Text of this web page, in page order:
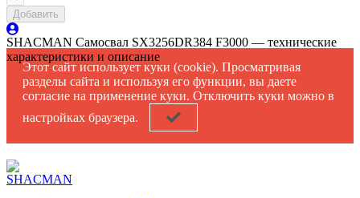
Добавить
SHACMAN Самосвал SX3256DR384 F3000 — технические
характеристики и описание
Этот сайт использует куки (cookie). Просматривая
разделы сайта и используя его функции, вы даете
согласие на применение куки. Отключить куки можно в
настройках браузера.